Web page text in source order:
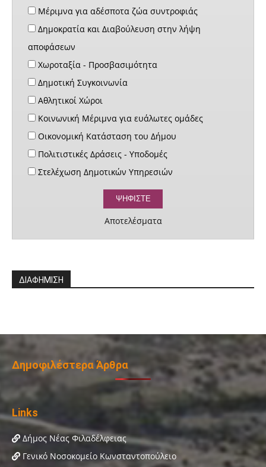
Μέριμνα για αδέσποτα ζώα συντροφιάς
Δημοκρατία και Διαβούλευση στην λήψη
αποφάσεων
Χωροταξία - Προσβασιμότητα
Δημοτική Συγκοινωνία
Αθλητικοί Χώροι
Κοινωνική Μέριμνα για ευάλωτες ομάδες
Οικονομική Κατάσταση του Δήμου
Πολιτιστικές Δράσεις - Υποδομές
Στελέχωση Δημοτικών Υπηρεσιών
Αποτελέσματα
ΔΙΑΦΗΜΙΣΗ
Δημοφιλέστερα Άρθρα
Links
Δήμος Νέας Φιλαδέλφειας
Γενικό Νοσοκομείο Κωνσταντοπούλειο